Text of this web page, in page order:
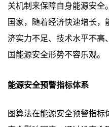
关机制来保障自身能源安全
国家，随着经济快速增长
济实力不足、技术水平不高
国能源安全形势不容乐观。
能源安全预警指标体系
图算法在能源安全预警指